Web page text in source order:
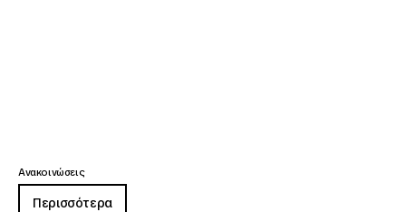
Ανακοινώσεις
Περισσότερα